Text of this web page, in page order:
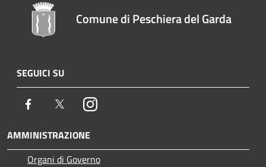
Comune di Peschiera del Garda
SEGUICI SU
Facebook TwitterInstagram
AMMINISTRAZIONE
Organi di Governo